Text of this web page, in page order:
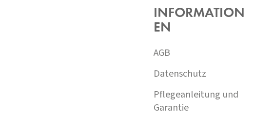
INFORMATION
EN
AGB
Datenschutz
Pflegeanleitung und
Garantie